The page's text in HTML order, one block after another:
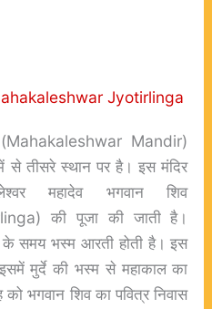
Jyotirlinga
(Mahakaleshwar Mandir)
से तीसरे स्थान पर है। इस मंदिर
महादेव भगवान शिव
की पूजा की जाती है।
के समय भस्म आरती होती है। इस
मुर्दे की भस्म से महाकाल का
भगवान शिव का पवित्र निवास